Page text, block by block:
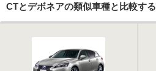
CTとデボネアの類似車種と比較する